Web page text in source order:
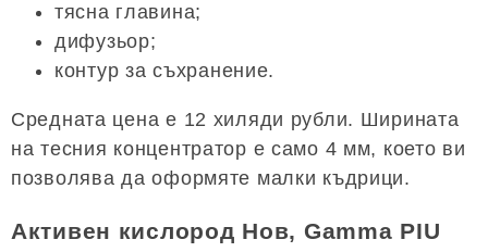
тясна главина;
дифузьор;
контур за съхранение.
Средната цена е 12 хиляди рубли. Ширината
на тесния концентратор е само 4 мм, което ви
позволява да оформяте малки къдрици.
Активен кислород Нов, Gamma PIU